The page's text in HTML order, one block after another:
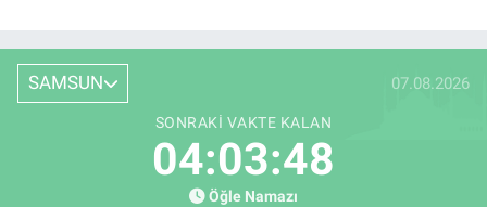
SAMSUN 07.08.2026
SONRAKI VAKTE KALAN
04:03:47
Öğle Namazı